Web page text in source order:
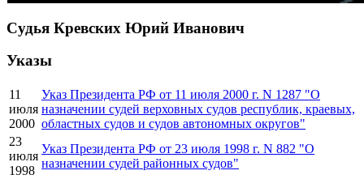
Судья Кревских Юрий Иванович
Указы
11
июля
2000
Указ Президента РФ от 11 июля 2000 г. N 1287 "О
назначении судей верховных судов республик, краевых,
областных судов и судов автономных округов"
23
июля
1998
Указ Президента РФ от 23 июля 1998 г. N 882 "О
назначении судей районных судов"